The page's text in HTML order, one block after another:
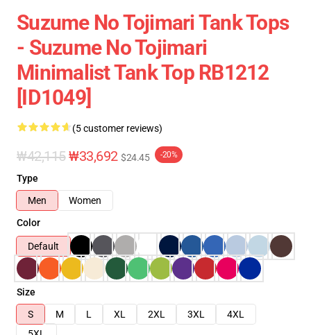
Suzume No Tojimari Tank Tops
- Suzume No Tojimari
Minimalist Tank Top RB1212
[ID1049]
(5 customer reviews)
₩42,115₩33,692 $24.45 -20%
Type
Men
Women
Color
Default
Size
S
M L XL 2XL 3XL
4XL